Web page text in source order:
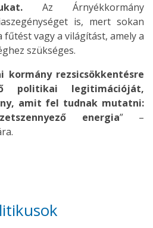
Az Árnyékkormány
is, mert sokan
vagy a világítást, amely a
szükséges.
kormány rezsicsökkentésre
politikai legitimációját,
amit fel tudnak mutatni:
energia” –